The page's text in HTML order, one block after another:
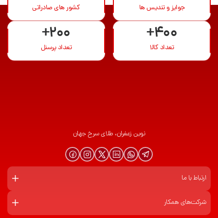
جوایز و تندیس ها کشور های صادراتی
+400
تعداد کالا
+200
تعداد پرسنل
نوین زعفران، طلای سرخ جهان
ارتباط با ما
شرکت‌های همکار